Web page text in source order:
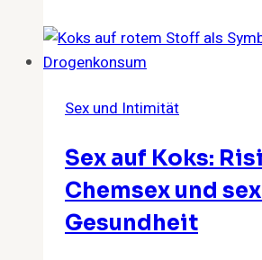
Warum
wir
um
zu
werden
Sex und Intimität
Sex auf Koks:
Chemsex und
Gesundheit